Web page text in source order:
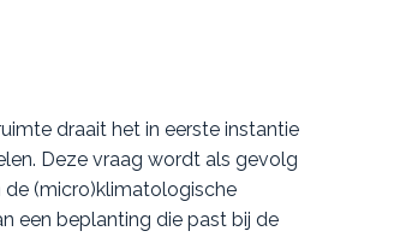
draait het in eerste instantie
Deze vraag wordt als gevolg
de (micro)klimatologische
een beplanting die past bij de